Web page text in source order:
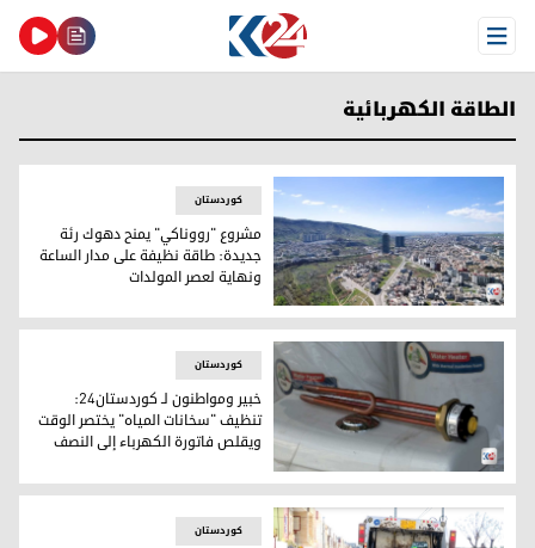
Open Menu
الطاقة الكهربائية
مشروع "رووناكي" يمنح دهوك رئة جديدة: طاقة نظيفة على
کوردستان
مشروع "رووناكي" يمنح دهوك رئة
جديدة: طاقة نظيفة على مدار الساعة
ونهاية لعصر المولدات
خبير ومواطنون لـ كوردستان24: تنظيف "سخانات المياه" يختصر الوقت ويقلص فاتورة الكهرباء إلى النصف
کوردستان
خبير ومواطنون لـ كوردستان24:
تنظيف "سخانات المياه" يختصر الوقت
ويقلص فاتورة الكهرباء إلى النصف
کوردستان